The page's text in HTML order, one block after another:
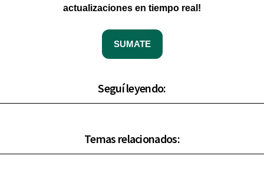
actualizaciones en tiempo real!
SUMATE
Seguí leyendo:
Temas relacionados: